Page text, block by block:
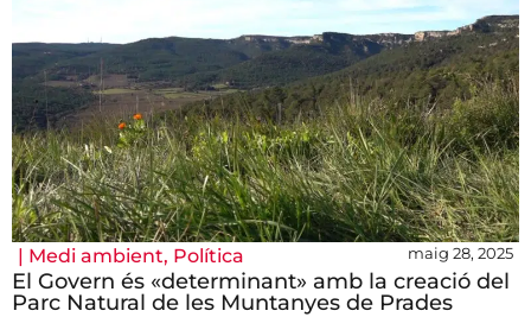
| Medi ambient, Política maig 28, 2025
El Govern és «determinant» amb la creació del
Parc Natural de les Muntanyes de Prades